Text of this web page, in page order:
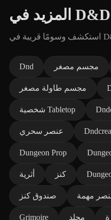
Dnd مجسم مصغر
مجسم طاولة مصغر
شخصية Tabletop
عنصر سحري
Dungeon Prop
أثرية كنز
صندوق كنز مهمة
Grimoire مجلد